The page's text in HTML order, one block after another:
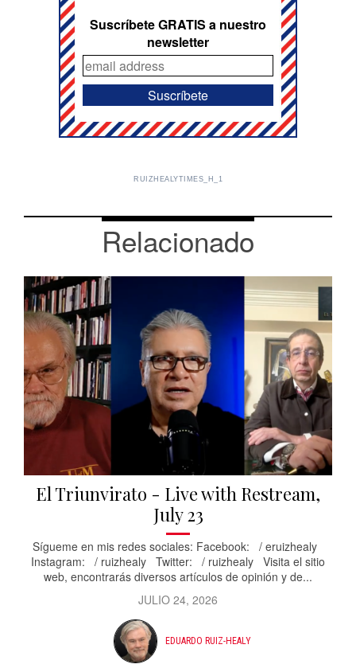
Suscríbete GRATIS a nuestro
newsletter
RUIZHEALYTIMES_H_1
Relacionado
El Triunvirato - Live with Restream,
July 23
Sígueme en mis redes sociales: Facebook: / eruizhealy
Instagram: / ruizhealy Twitter: / ruizhealy Visita el sitio
web, encontrarás diversos artículos de opinión y de...
JULIO 24, 2026
EDUARDO RUIZ-HEALY